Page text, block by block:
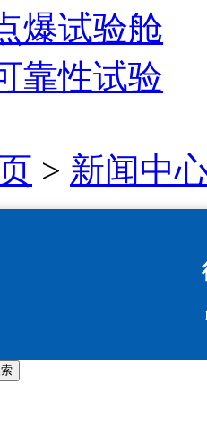
爆试验舱
靠性试验
> 新闻中